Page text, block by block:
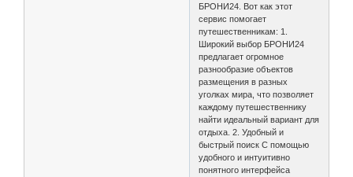
БРОНИ24. Вот как этот
сервис помогает
путешественникам: 1.
Широкий выбор БРОНИ24
предлагает огромное
разнообразие объектов
размещения в разных
уголках мира, что позволяет
каждому путешественнику
найти идеальный вариант для
отдыха. 2. Удобный и
быстрый поиск С помощью
удобного и интуитивно
понятного интерфейса